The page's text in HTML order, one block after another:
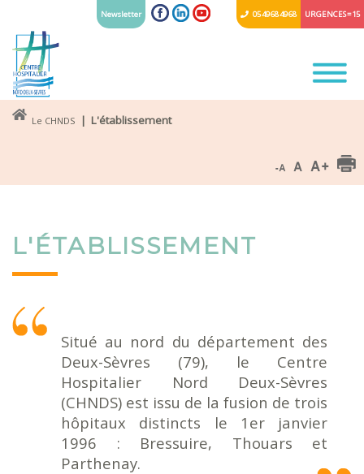
URGENCES = 15
05 49 68 49 68
Newsletter
Le CHNDS | L'établissement
L'ÉTABLISSEMENT
Situé au nord du département des
Deux-Sèvres (79), le Centre
Hospitalier Nord Deux-Sèvres
(CHNDS) est issu de la fusion de trois
hôpitaux distincts le 1er janvier
1996 : Bressuire, Thouars et
Parthenay.